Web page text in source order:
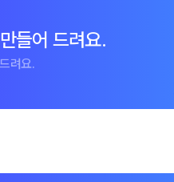
들어 드려요.
려요.